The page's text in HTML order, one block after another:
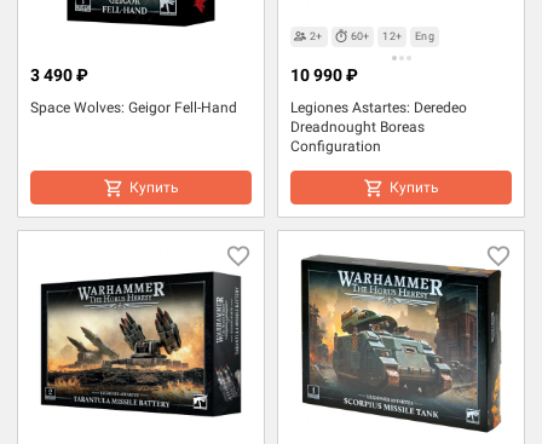
Space Wolves: Geigor Fell-Hand
3 490 ₽
Купить
2+ 60+ 12+ Eng
Legiones Astartes: Deredeo
Dreadnought Boreas
Configuration
10 990 ₽
Купить